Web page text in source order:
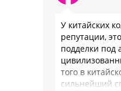
У китайских
репутации,
подделки под
того в
сильнейший